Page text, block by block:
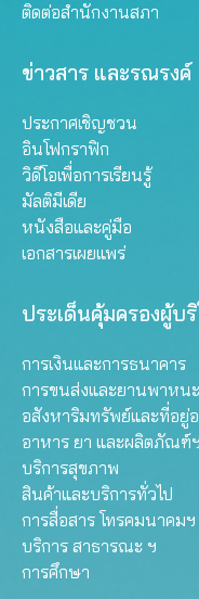
ติดต่อสำนักงานสภา
ข่าวสาร และรณรงค์
ประกาศเชิญชวน
อินโฟกราฟิก
วิดีโอเพื่อการเรียนรู้
มัลติมีเดีย
หนังสือและคู่มือ
เอกสารเผยแพร่
ประเด็นคุ้มครองผู้บ
การเงินและการธนาคาร
การขนส่งและยานพาหนะ
อสังหาริมทรัพย์และที่อยู่
อาหาร ยา และผลิตภัณฑ์ฯ
บริการสุขภาพ
สินค้าและบริการทั่วไป
การสื่อสาร โทรคมนาคมฯ
บริการ สาธารณะ ฯ
การศึกษา